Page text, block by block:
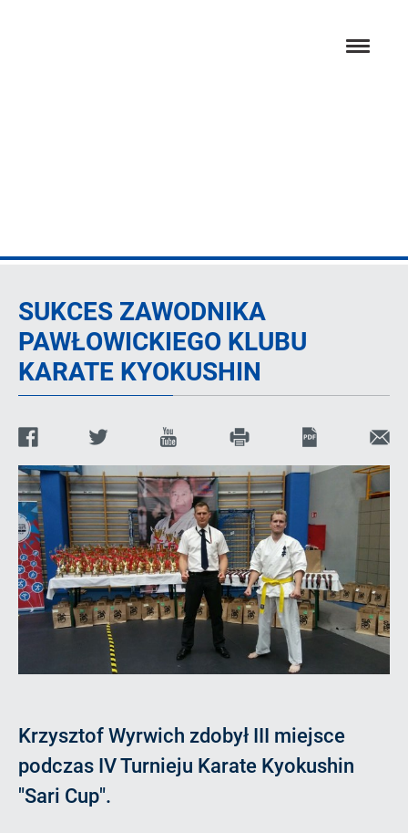
SUKCES ZAWODNIKA
PAWŁOWICKIEGO KLUBU
KARATE KYOKUSHIN
dFacebook
q Twittero Youtube
cPrint l
link
do
iE-
Krzysztof Wyrwich zdobył III miejsce
podczas IV Turnieju Karate Kyokushin
"Sari Cup".